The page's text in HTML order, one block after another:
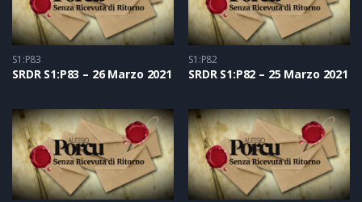
S1:P83
SRDR S1:P83 – 26 Marzo 2021
S1:P82
SRDR S1:P82 – 25 Marzo 2021